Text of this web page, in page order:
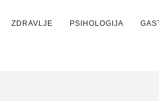
ZDRAVLJE PSIHOLOGIJA